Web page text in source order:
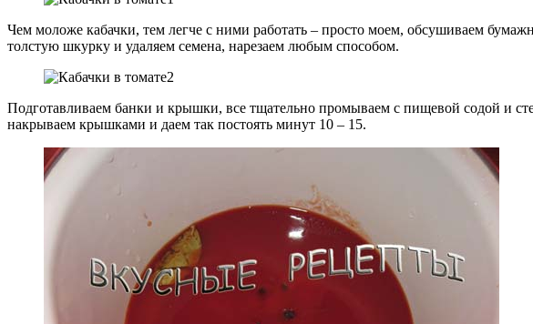
Чем моложе кабачки, тем легче с ними работать – просто моем, обсушиваем
толстую шкурку и удаляем семена, нарезаем любым способом.
Подготавливаем банки и крышки, все тщательно промываем с пищевой содой и
накрываем крышками и даем так постоять минут 10 – 15.